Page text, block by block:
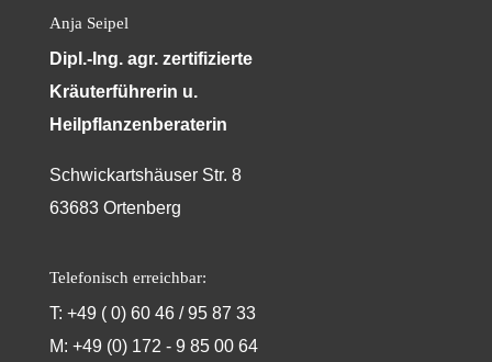
Anja Seipel
Dipl.-Ing. agr. zertifizierte
Kräuterführerin u.
Heilpflanzenberaterin
Schwickartshäuser Str. 8
63683 Ortenberg
Telefonisch erreichbar:
T: +49 ( 0) 60 46 / 95 87 33
M: +49 (0) 172 - 9 85 00 64